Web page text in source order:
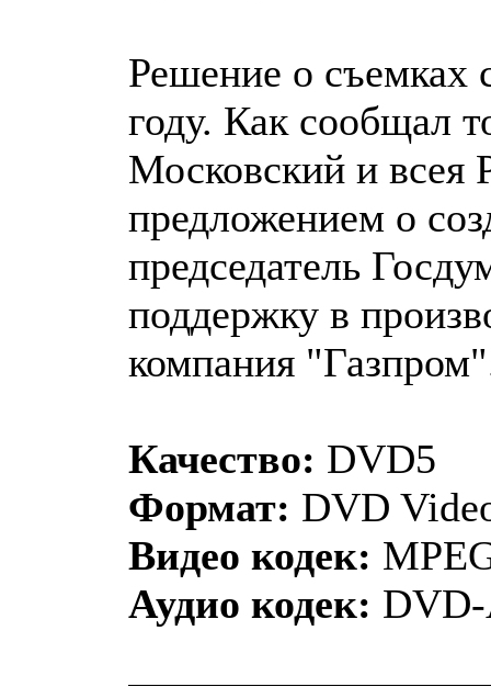
Решение о съемках
году. Как сообщал
Московский и всея
предложением о
председатель
поддержку в
компания
Качество: DVD5
Формат: DVD
Видео кодек:
Аудио кодек: